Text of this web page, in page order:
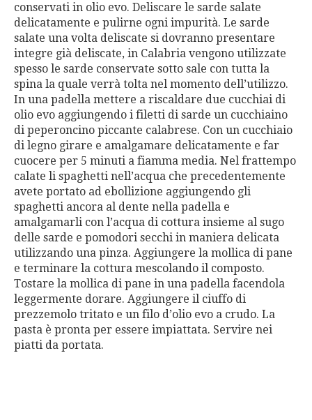
conservati in olio evo. Deliscare le sarde salate
delicatamente e pulirne ogni impurità. Le sarde
salate una volta deliscate si dovranno presentare
integre già deliscate, in Calabria vengono utilizzate
spesso le sarde conservate sotto sale con tutta la
spina la quale verrà tolta nel momento dell’utilizzo.
In una padella mettere a riscaldare due cucchiai di
olio evo aggiungendo i filetti di sarde un cucchiaino
di peperoncino piccante calabrese. Con un cucchiaio
di legno girare e amalgamare delicatamente e far
cuocere per 5 minuti a fiamma media. Nel frattempo
calate li spaghetti nell’acqua che precedentemente
avete portato ad ebollizione aggiungendo gli
spaghetti ancora al dente nella padella e
amalgamarli con l’acqua di cottura insieme al sugo
delle sarde e pomodori secchi in maniera delicata
utilizzando una pinza. Aggiungere la mollica di pane
e terminare la cottura mescolando il composto.
Tostare la mollica di pane in una padella facendola
leggermente dorare. Aggiungere il ciuffo di
prezzemolo tritato e un filo d’olio evo a crudo. La
pasta è pronta per essere impiattata. Servire nei
piatti da portata.